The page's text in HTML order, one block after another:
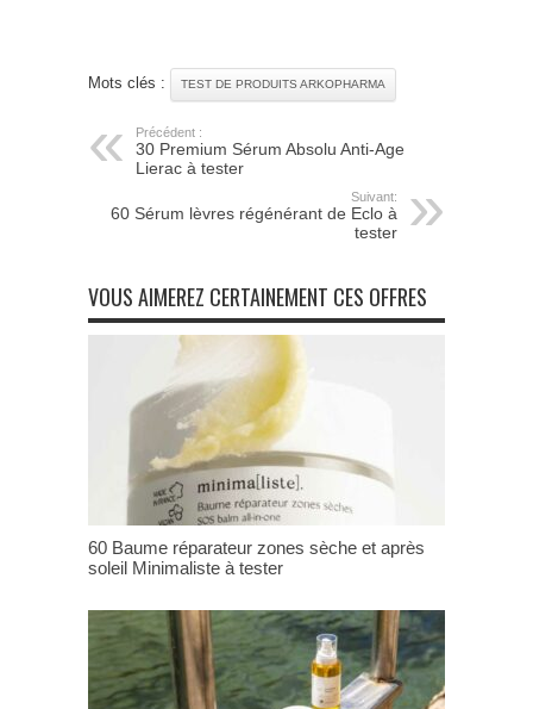
Mots clés : TEST DE PRODUITS ARKOPHARMA
Précédent :
30 Premium Sérum Absolu Anti-Age
Lierac à tester
Suivant:
60 Sérum lèvres régénérant de Eclo à
tester
VOUS AIMEREZ CERTAINEMENT CES OFFRES
60 Baume réparateur zones sèche et après
soleil Minimaliste à tester